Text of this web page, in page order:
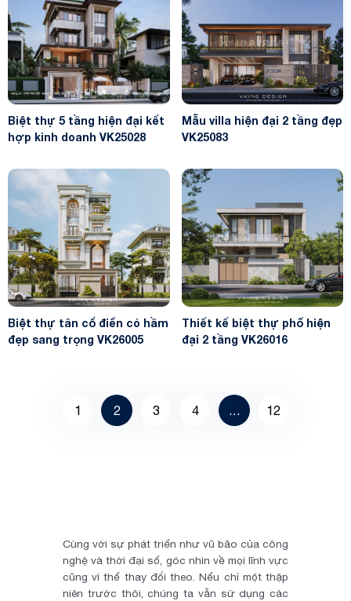
Biệt thự 5 tầng hiện đại kết
hợp kinh doanh VK25028
Mẫu villa hiện đại 2 tầng đẹp
VK25083
Biệt thự tân cổ điển có hầm
đẹp sang trọng VK26005
Thiết kế biệt thự phố hiện
đại 2 tầng VK26016
1 2 3 4 … 12
Cùng với sự phát triển như vũ bão của công
nghệ và thời đại số, góc nhìn về mọi lĩnh vực
cũng vì thế thay đổi theo. Nếu chỉ một thập
niên trước thôi, chúng ta vẫn sử dụng các